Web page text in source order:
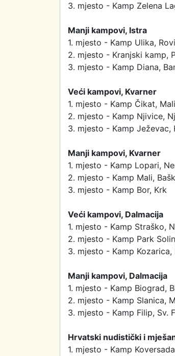
3. mjesto - Kamp Zelena
Manji kampovi, Istra
1. mjesto - Kamp Ulika,
2. mjesto - Kranjski kamp,
3. mjesto - Kamp Diana,
Veći kampovi, Kvarner
1. mjesto - Kamp Čikat,
2. mjesto - Kamp Njivice,
3. mjesto - Kamp Ježevac,
Manji kampovi, Kvarner
1. mjesto - Kamp Lopari,
2. mjesto - Kamp Mali,
3. mjesto - Kamp Bor, Krk
Veći kampovi, Dalmacija
1. mjesto - Kamp Straško,
2. mjesto - Kamp Park
3. mjesto - Kamp Kozarica,
Manji kampovi, Dalmacija
1. mjesto - Kamp Biograd,
2. mjesto - Kamp Slanica,
3. mjesto - Kamp Filip, Sv.
Hrvatski nudistički i
1. mjesto - Kamp